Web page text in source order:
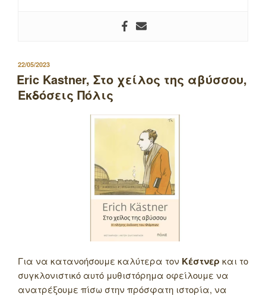
ΔΗΜΟΣΙΕΥΤΗΚΕ
ΣΤΙΣ
22/05/2023
Eric Kastner, Στο χείλος της αβύσσου,
Εκδόσεις Πόλις
Για να κατανοήσουμε καλύτερα τον Κέστνερ και το
συγκλονιστικό αυτό μυθιστόρημα οφείλουμε να
ανατρέξουμε πίσω στην πρόσφατη ιστορία, να